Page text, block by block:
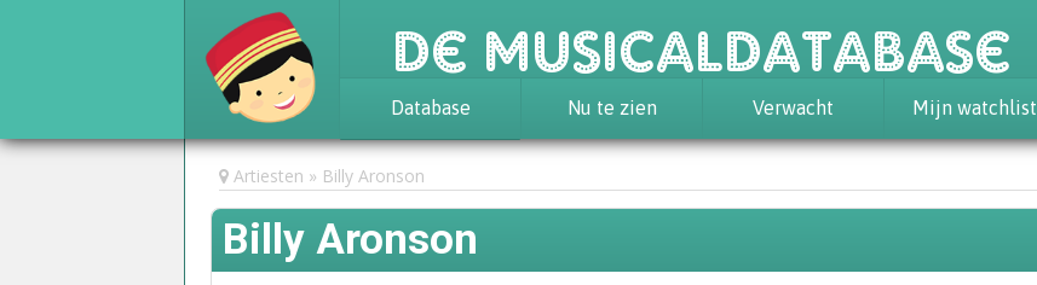
De Musicaldatabase
Database
Achtergrond
Awards
Statistieken
Nu te zien Verwacht Mijn watchlist
Artiesten Billy Aronson
Billy Aronson